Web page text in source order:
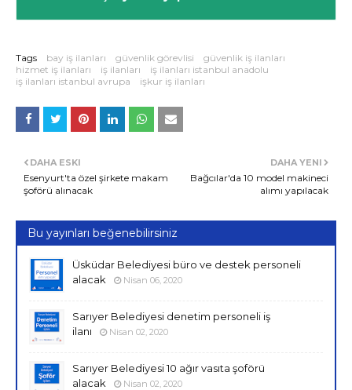
Tags bay iş ilanları güvenlik görevlisi
güvenlik iş ilanları
hizmet iş ilanları
iş ilanları
iş ilanları istanbul anadolu
iş ilanları istanbul avrupa
işkur iş ilanları
DAHA YENI
Bağcılar'da 10 model makineci
alımı yapılacak
DAHA ESKI
Esenyurt'ta özel şirkete makam
şoförü alınacak
Bu yayınları beğenebilirsiniz
Üsküdar Belediyesi büro ve destek personeli
alacak
Nisan 06, 2020
Sarıyer Belediyesi denetim personeli iş
ilanı
Nisan 02, 2020
Sarıyer Belediyesi 10 ağır vasıta şoförü
alacak
Nisan 02, 2020